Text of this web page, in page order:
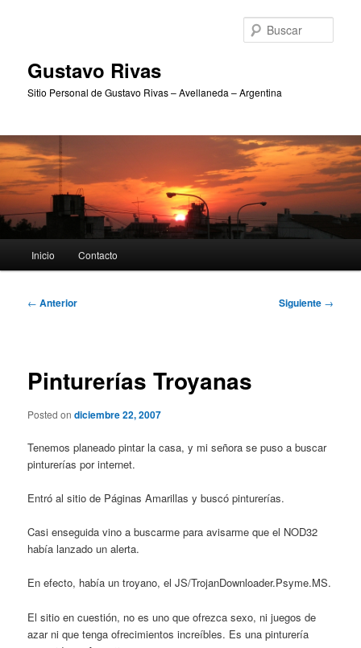
Gustavo Rivas
Sitio Personal de Gustavo Rivas – Avellaneda – Argentina
principal
Inicio Contacto
Navegación
← Anterior Siguiente →
Pinturerías Troyanas
Posted ondiciembre 22, 2007
Tenemos planeado pintar la casa, y mi señora se puso a buscar
pinturerías por internet.
Entró al sitio de Páginas Amarillas y buscó pinturerías.
Casi enseguida vino a buscarme para avisarme que el NOD32
había lanzado un alerta.
En efecto, había un troyano, el JS/TrojanDownloader.Psyme.MS.
El sitio en cuestión, no es uno que ofrezca sexo, ni juegos de
azar ni que tenga ofrecimientos increíbles. Es una pinturería